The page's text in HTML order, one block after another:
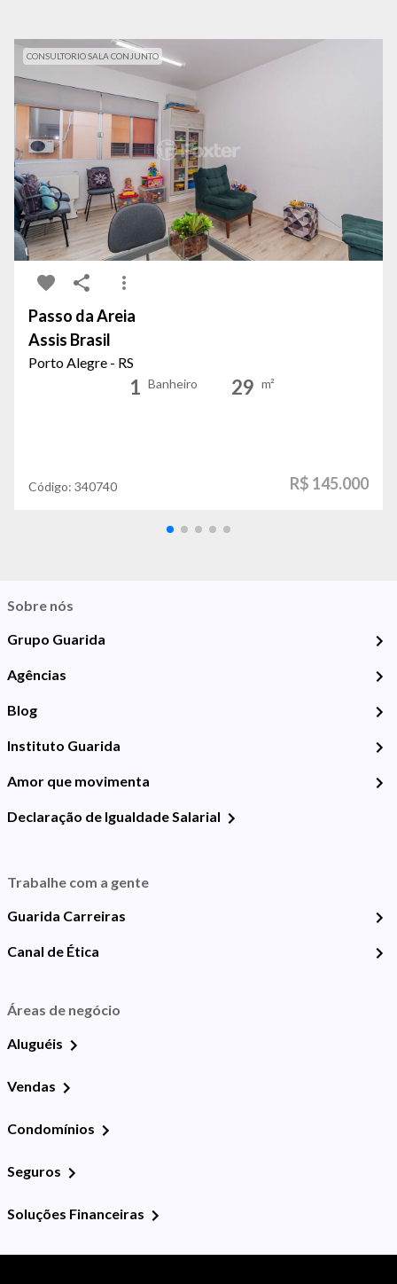
CONSULTORIO SALA CONJUNTO
Passo da Areia
Assis Brasil
Porto Alegre - RS
1 Banheiro 29 m²
Código: 340740 R$ 145.000
Sobre nós
Grupo Guarida
Agências
Blog
Instituto Guarida
Amor que movimenta
Declaração de Igualdade Salarial
Trabalhe com a gente
Guarida Carreiras
Canal de Ética
Áreas de negócio
Aluguéis
Vendas
Condomínios
Seguros
Soluções Financeiras